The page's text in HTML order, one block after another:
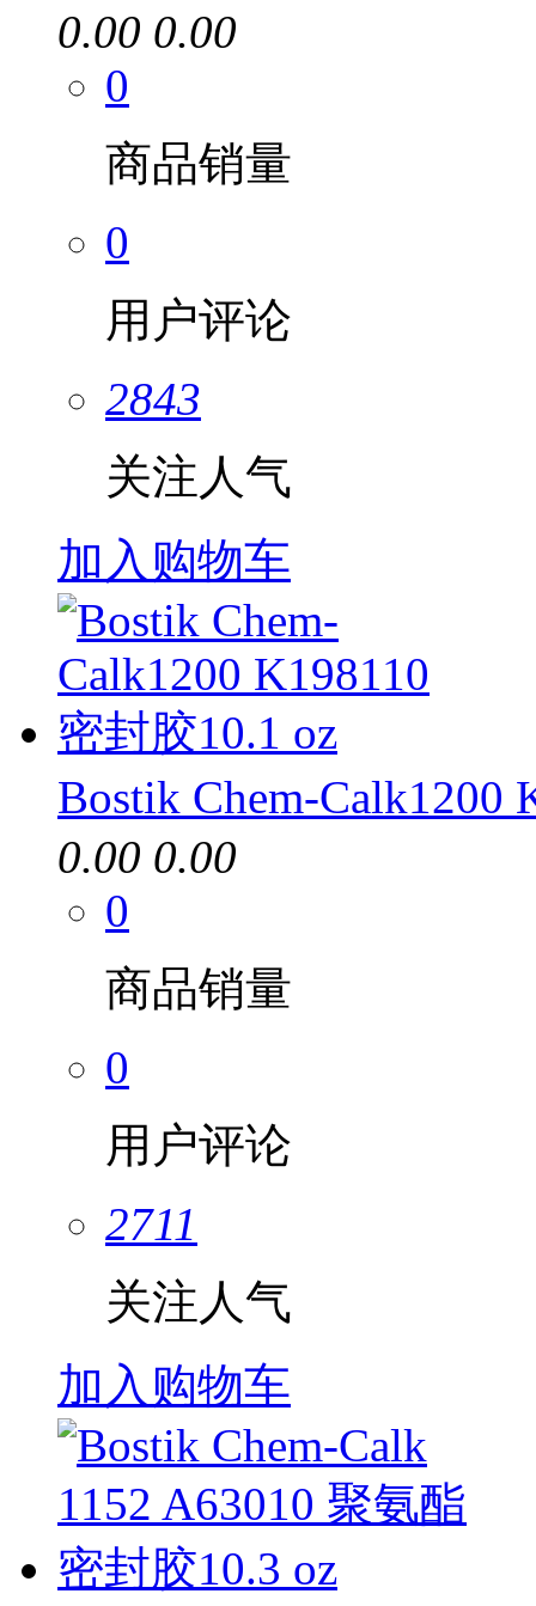
0.00 0.00
0
商品销量
0
用户评论
2843
关注人气
加入购物车
Bostik Chem-Calk1200
0.00 0.00
0
商品销量
0
用户评论
2711
关注人气
加入购物车